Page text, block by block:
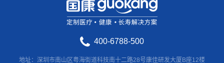
400-6788-500
地址：深圳市南山区粤海街道科技南十二路28号康佳研发大厦B座12楼